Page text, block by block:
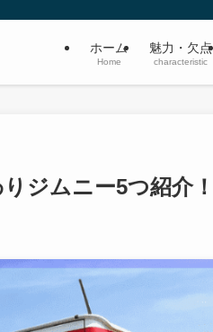
ホーム
Home
魅力・欠点
characteristic
ジムニー5つ紹介！